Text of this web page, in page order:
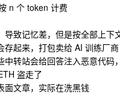
n 个 token 计费
致记忆差，但是按全部上下
存起来，打包卖给 AI 训练厂商
转站会给回答注入恶意代码
盗走了
面文章，实际在洗黑钱